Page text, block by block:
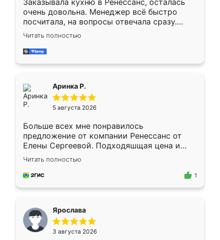
Заказывала кухню в Ренессанс, осталась
очень довольна. Менеджер всё быстро
посчитала, на вопросы отвечала сразу.
Замерщик приехал в субботу, подошёл к
делу со всей ответственностью. Собрали
за день, ребята работали аккуратно, даже
Читать полностью
Аринка Р.
5 августа 2026
Больше всех мне понравилось
предложение от компании Ренессанс от
Елены Сергеевой. Подходяшщая цена и
короткие сроки изготовления. Приехавший
для замера сотрудник Владислав
предложил по моему эскизу самый
Читать полностью
1
Ярослава
3 августа 2026